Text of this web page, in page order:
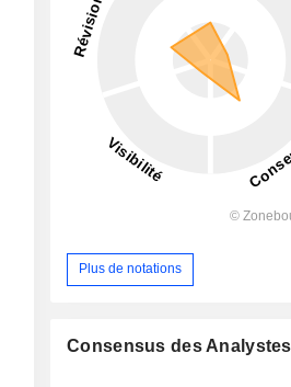
Plus de notations
Consensus des Analystes